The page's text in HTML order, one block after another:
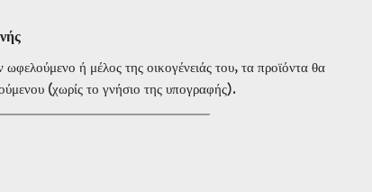
ή μέλος της οικογένειάς του, τα προϊόντα θα
(χωρίς το γνήσιο της υπογραφής).